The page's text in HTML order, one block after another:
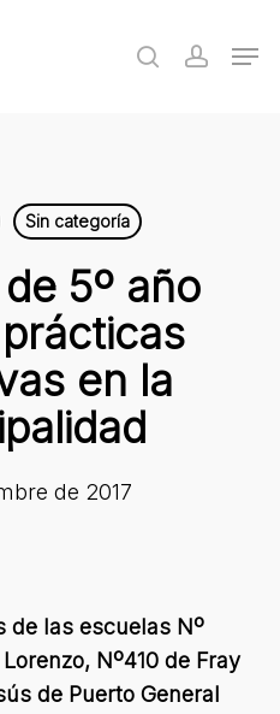
search
Sin categoría
5º año
en la
de 2017
de las escuelas Nº
Nº410 de Fray
de Puerto General